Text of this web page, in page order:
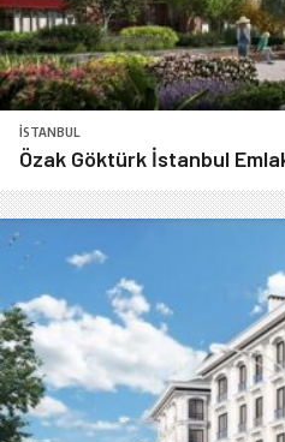
İSTANBUL
Özak Göktürk İstanbul